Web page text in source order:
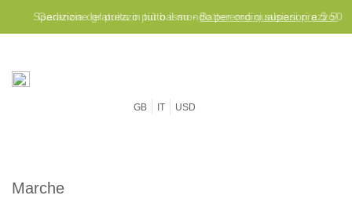
Spedizione gratuita in tutto il mondo per ordini superiori a $ 50
GB IT USD
Marche